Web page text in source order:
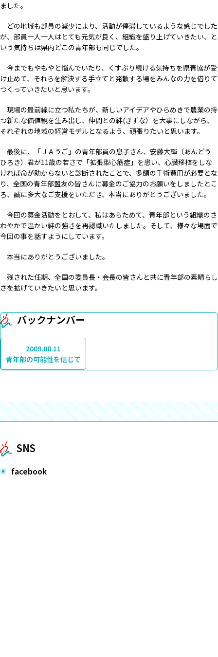
ました。
どの地域も部員の減少により、活動が停滞しているような感じでした
が、部員一人一人はとても元気が良く、組織を盛り上げていきたい、と
いう気持ちは県内どこの青年部も同じでした。
今までもやもやと悩んでいたり、くすぶり続ける気持ちを県青協が受
け止めて、それらを解決する手立てと発散する場をみんなの力を借りて
つくっていきたいと思います。
現場の最前線に立つ私たちが、新しいアイデアやひらめきで農業の持
つ新たな価値観を生み出し、仲間との絆(きずな）を大事にしながら、
それぞれの地域の経営モデルとなるよう、頑張りたいと思います。
最後に、「ＪＡうご」の青年部員の息子さん、安藤大輝（あんどう
ひろき）君が11歳の若さで「拡張型心筋症」を患い、心臓移植をしな
ければ命が助からないと診断されたことで、多額の手術費用が必要とな
り、全国の青年部盟友の皆さんに募金のご協力のお願いをしましたとこ
ろ、誠に多大なご支援をいただき、本当にありがとうございました。
今回の募金活動をとおして、私はあらためて、青年部という組織のさ
わやかで温かい絆の強さを再認識いたしました。そして、様々な場面で
今回の事を話すようにしています。
本当にありがとうございました。
残された任期、全国の委員長・会長の皆さんと共に青年部の素晴らし
さを拡げていきたいと思います。
バックナンバー
2009.08.11
青年部の可能性を信じて
SNS
facebook